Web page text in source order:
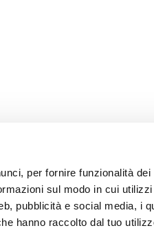
per fornire funzionalità
sul modo in cui
pubblicità e social media, i
hanno raccolto dal tuo